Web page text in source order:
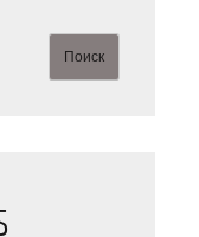
Поиск